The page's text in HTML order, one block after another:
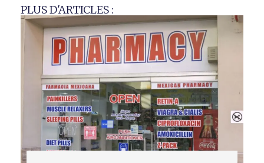
PLUS D'ARTICLES :